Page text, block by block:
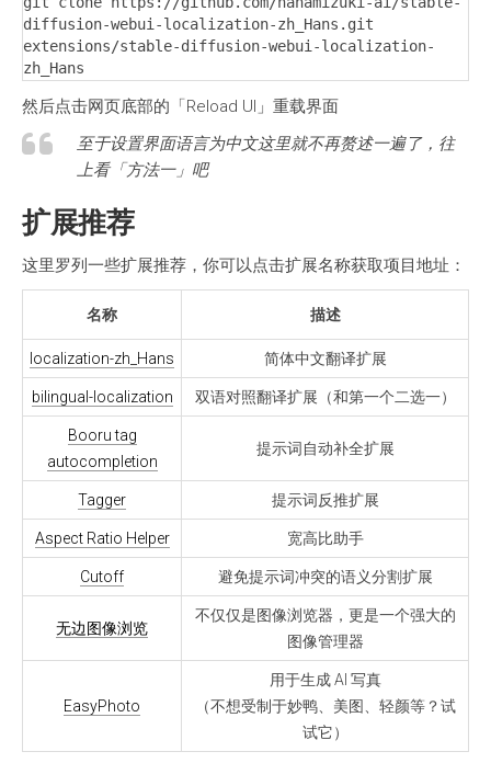
diffusion-webui-localization-zh_Hans.git
extensions/stable-diffusion-webui-localization-
zh_Hans
然后点击网页底部的「Reload UI」重载界面
至于设置界面语言为中文这里就不再赘述一遍了，往
上看「方法一」吧
扩展推荐
这里罗列一些扩展推荐，你可以点击扩展名称获取项目地址：
名称 描述
localization-zh_Hans 简体中文翻译扩展
bilingual-localization 双语对照翻译扩展（和第一个二选一）
Booru tag
autocompletion
提示词自动补全扩展
Tagger 提示词反推扩展
Aspect Ratio Helper 宽高比助手
Cutoff 避免提示词冲突的语义分割扩展
无边图像浏览
不仅仅是图像浏览器，更是一个强大的
图像管理器
EasyPhoto
用于生成 AI 写真
（不想受制于妙鸭、美图、轻颜等？试
试它）